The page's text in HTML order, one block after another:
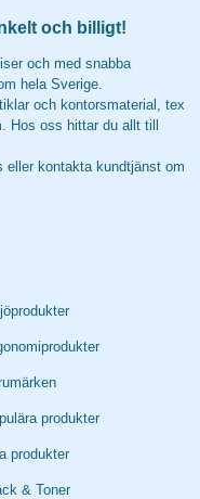
och billigt!
och med snabba
hela Sverige.
och kontorsmaterial, tex
Hos oss hittar du allt till
eller kontakta kundtjänst om
produkter
produkter
& Toner